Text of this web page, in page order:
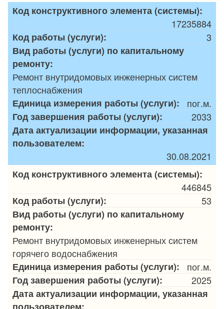
Код конструктивного элемента (системы):
17235884
Код работы (услуги):
3
Вид работы (услуги) по капитальному
ремонту:
Ремонт внутридомовых инженерных систем
теплоснабжения
Единица измерения работы (услуги):
пог.м.
Год завершения работы (услуги):
2033
Дата актуализации информации, указанная
пользователем:
30.08.2021
Код конструктивного элемента (системы):
446845
Код работы (услуги):
53
Вид работы (услуги) по капитальному
ремонту:
Ремонт внутридомовых инженерных систем
горячего водоснабжения
Единица измерения работы (услуги):
пог.м.
Год завершения работы (услуги):
2025
Дата актуализации информации, указанная